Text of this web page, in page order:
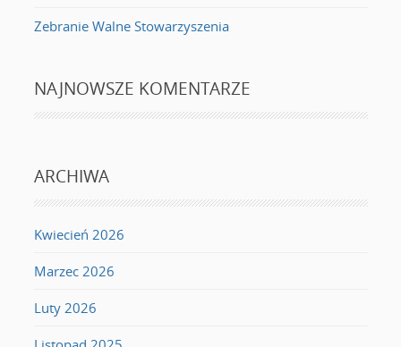
Zebranie Walne Stowarzyszenia
NAJNOWSZE KOMENTARZE
ARCHIWA
Kwiecień 2026
Marzec 2026
Luty 2026